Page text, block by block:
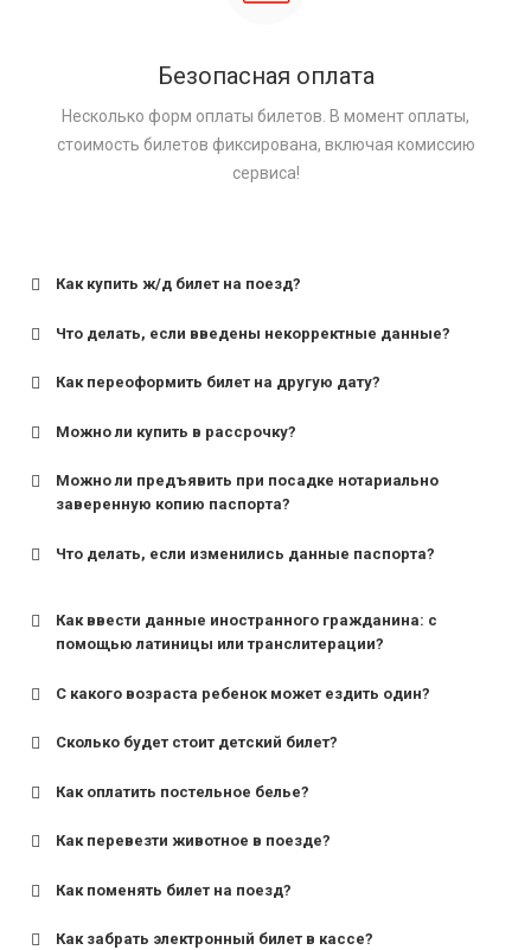
Безопасная оплата
Несколько форм оплаты билетов. В момент оплаты,
стоимость билетов фиксирована, включая комиссию
сервиса!
Как купить ж/д билет на поезд?
Что делать, если введены некорректные данные?
Как переоформить билет на другую дату?
Можно ли купить в рассрочку?
Можно ли предъявить при посадке нотариально
заверенную копию паспорта?
Что делать, если изменились данные паспорта?
Как ввести данные иностранного гражданина: с
помощью латиницы или транслитерации?
С какого возраста ребенок может ездить один?
для поездов дальнего следования — от 10 лет и
для пригородных поездов — от 7 лет.
Сколько будет стоит детский билет?
Как оплатить постельное белье?
Как перевезти животное в поезде?
Как поменять билет на поезд?
Как забрать электронный билет в кассе?